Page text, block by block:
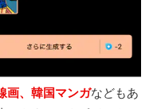
画、韓国マンガなどもあ